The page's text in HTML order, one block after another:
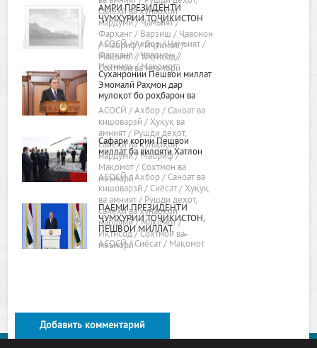
сайёҳӣ ва ҳунарҳои
мардумӣ / Ҷамъият /
Фарҳанг / Варзиш / Ҷавонон
/ Маориф / Иҷтимоъ /
Мақомот / Иқтисод /
Сохтмон ва меъморӣ
АМРИ ПРЕЗИДЕНТИ
ҶУМҲУРИИ ТОҶИКИСТОН
АСОСӢ / Ахбор / Ҷамъият /
Фарҳанг / Ҷавонон /
Иҷтимоъ / Мақомот
Суханронии Пешвои миллат
Эмомалӣ Раҳмон дар
мулоқот бо роҳбарон ва
фаъолони вилояти Хатлон
24.02.2022, шаҳри Бохтар
АСОСӢ / Ахбор / Саноат ва
кишоварзӣ / Ҳуқуқ ва
амният / Рушди деҳот,
сайёҳӣ ва ҳунарҳои
мардумӣ / Маориф /
Мақомот / Сохтмон ва
меъморӣ
Сафари кории Пешвои
миллат ба вилояти Хатлон
АСОСӢ / Ахбор / Саноат ва
кишоварзӣ / Сиёсат / Ҳуқуқ
ва амният / Рушди деҳот,
сайёҳӣ ва ҳунарҳои
мардумӣ / Мақомот /
Иқтисод / Сохтмон ва
меъморӣ
ПАЁМИ ПРЕЗИДЕНТИ
ҶУМҲУРИИ ТОҶИКИСТОН,
ПЕШВОИ МИЛЛАТ,
МУҲТАРАМ ЭМОМАЛӢ
РАҲМОН БА МАҶЛИСИ ОЛӢ
АСОСӢ / Сиёсат / Мақомот
Добавить комментарий